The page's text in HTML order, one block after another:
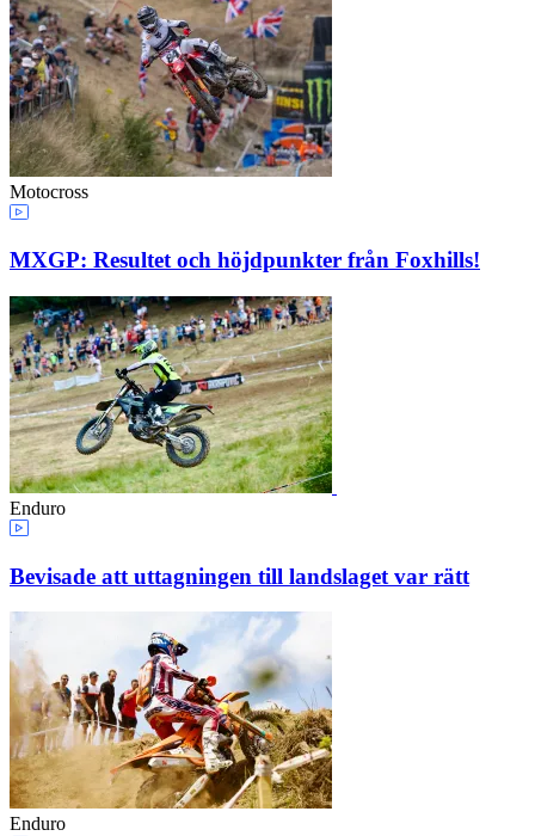
Motocross
MXGP: Resultet och höjdpunkter från Foxhills!
Enduro
Bevisade att uttagningen till landslaget var rätt
Enduro